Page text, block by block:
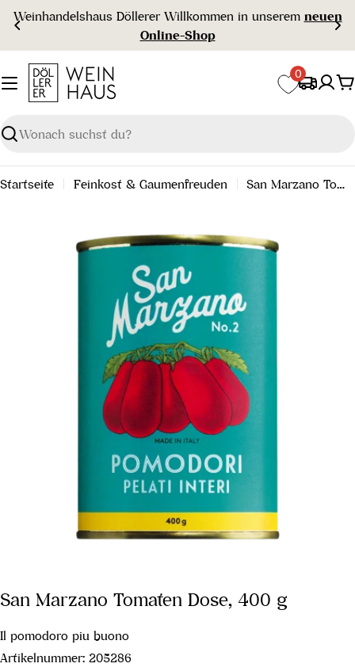
Zum
Inhalt
springen
Willkommen in unseremneuen
Online-Shop
Suchen
0
Startseite Feinkost & Gaumenfreuden San Marzano Tomaten Dose, 400 g
San Marzano Tomaten Dose, 400 g
Il pomodoro piu buono
Artikelnummer: 205286